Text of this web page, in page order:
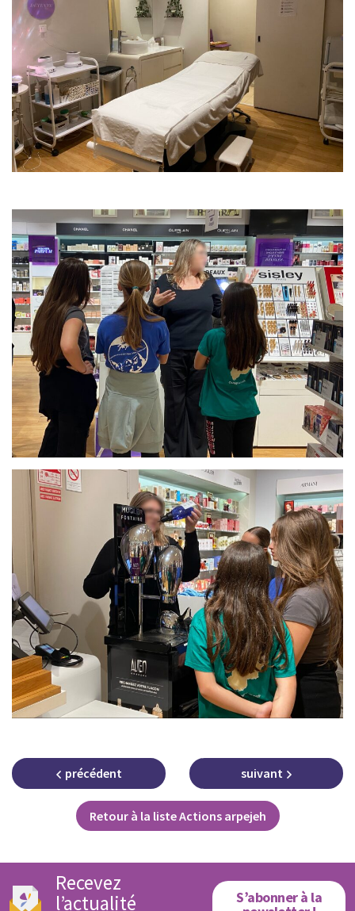
précédent
Retour à la liste Actions arpejeh
suivant
Recevez
l’actualité
S’abonner à la